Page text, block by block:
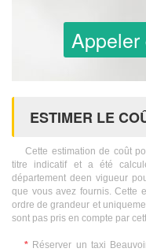
ESTIMER LE
Cette estimation de coût
titre indicatif et a été
département deen vigueur
que vous avez fournis. Cette
ordre de grandeur et
sont pas pris en compte par
* Réserver un taxi